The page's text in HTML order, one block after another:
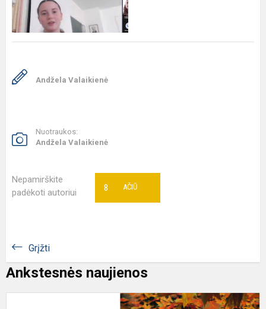
Andžela Valaikienė
Nuotraukos:
Andžela Valaikienė
Nepamirškite
padėkoti autoriui
AČIŪ
8
Grįžti
Ankstesnės naujienos